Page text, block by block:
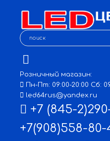
Розничный магазин:
Пн-Пт: 09:00-20:00 Сб:
led64rus@yandex.ru
+7 (845-
+7(908)558-80-